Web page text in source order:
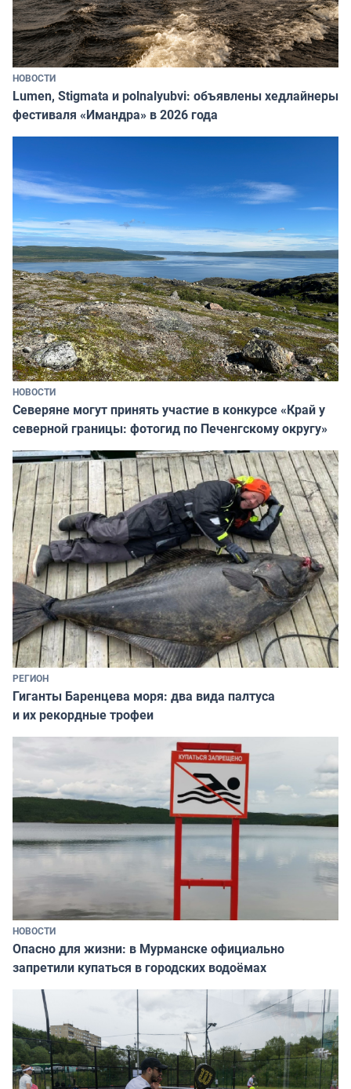
НОВОСТИ
Lumen, Stigmata и polnalyubvi: объявлены хедлайнеры
фестиваля «Имандра» в 2026 года
НОВОСТИ
Северяне могут принять участие в конкурсе «Край у
северной границы: фотогид по Печенгскому округу»
РЕГИОН
Гиганты Баренцева моря: два вида палтуса
и их рекордные трофеи
НОВОСТИ
Опасно для жизни: в Мурманске официально
запретили купаться в городских водоёмах